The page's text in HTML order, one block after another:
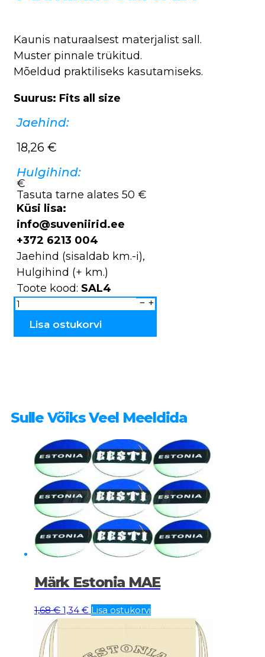
Kaunis naturaalsest materjalist sall.
Muster pinnale trükitud.
Mõeldud praktiliseks kasutamiseks.
Suurus: Fits all size
Jaehind:
18,26 €
Hulgihind:
€
Tasuta tarne alates 50 €
Küsi lisa:
info@suveniirid.ee
+372 6213 004
Jaehind (sisaldab km.-i),
Hulgihind (+ km.)
Toote kood: SAL4
Puuvillane
sall
SAL4
Lisa ostukorvi
Sulle Võiks Veel Meeldida
Märk Estonia MAE
1,68€ Algne
hind
1,34 € Current
price
1,34 €.
Lisa ostukorvi